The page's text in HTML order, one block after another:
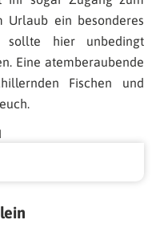
Urlaub ein besonderes
sollte hier unbedingt
Eine atemberaubende
Fischen und